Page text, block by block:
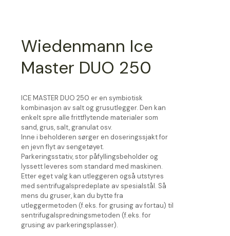
Wiedenmann Ice
Master DUO 250
ICE MASTER DUO 250 er en symbiotisk
kombinasjon av salt og grusutlegger. Den kan
enkelt spre alle frittflytende materialer som
sand, grus, salt, granulat osv.
Inne i beholderen sørger en doseringssjakt for
en jevn flyt av sengetøyet.
Parkeringsstativ, stor påfyllingsbeholder og
lyssett leveres som standard med maskinen.
Etter eget valg kan utleggeren også utstyres
med sentrifugalspredeplate av spesialstål. Så
mens du gruser, kan du bytte fra
utleggermetoden (f.eks. for grusing av fortau) til
sentrifugalspredningsmetoden (f.eks. for
grusing av parkeringsplasser).